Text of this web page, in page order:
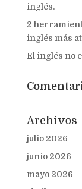
inglés.
2
inglés más
El inglés no
Archivos
julio 2026
junio 2026
mayo 2026